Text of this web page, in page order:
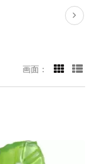
画面：